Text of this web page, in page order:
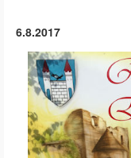
6.8.2017